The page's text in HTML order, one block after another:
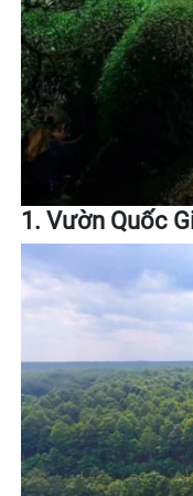
1. Vườn Quốc